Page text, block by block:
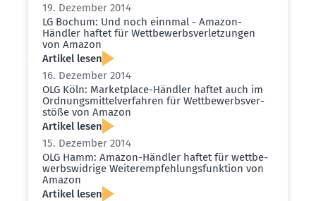
19. Dezember 2014
LG Bochum: Und noch einnmal - Amazon-
Händler haftet für Wettbe­werbs­ver­let­zungen
von Amazon
Artikel lesen
16. Dezember 2014
OLG Köln: Market­place-Händler haftet auch im
Ordnungs­mit­tel­ver­fahren für Wettbe­werbs­ver­
stöße von Amazon
Artikel lesen
15. Dezember 2014
OLG Hamm: Amazon-Händler haftet für wettbe­
werbs­widrige Weiter­emp­feh­lungs­funktion von
Amazon
Artikel lesen